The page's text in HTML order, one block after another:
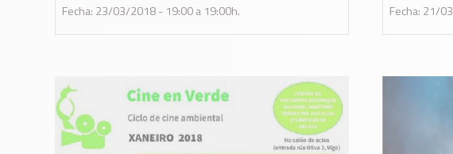
Fecha: 23/03/2018 - 19:00 a 19:00h. Fecha: 21/